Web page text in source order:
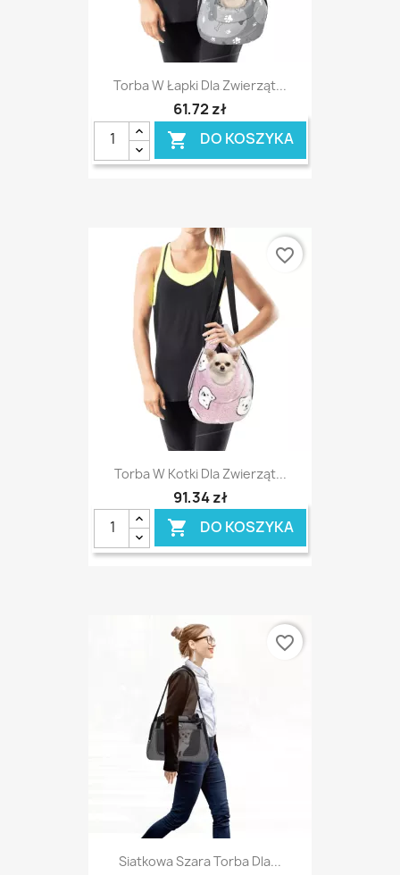
Torba W Łapki Dla Zwierząt...
61,72 zł
 DO KOSZYKA
Torba W Kotki Dla Zwierząt...
91,34 zł
 DO KOSZYKA
favorite_border
Siatkowa Szara Torba Dla...
favorite_border